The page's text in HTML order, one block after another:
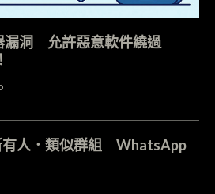
漏洞 允許惡意軟件繞過
有人．類似群組 WhatsApp